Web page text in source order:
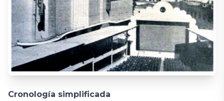
Cronología simplificada